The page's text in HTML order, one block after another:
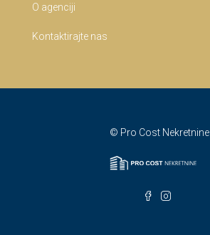
O agenciji
Kontaktirajte nas
© Pro Cost Nekretnine